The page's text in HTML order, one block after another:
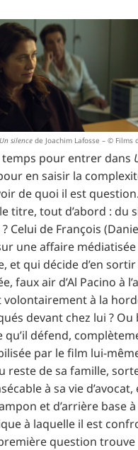
Un silencede Joachim Lafosse – © Films
pour entrer dans
en saisir la
de quoi il est
titre, tout d’abord : du
Celui de François
une affaire
et qui décide d’en
faux air d’Al Pacino à
volontairement à la
devant chez lui ? Ou
qu’il défend,
par le film lui-
reste de sa famille,
à sa vie
et d’arrière base à
à laquelle il est
question trouve